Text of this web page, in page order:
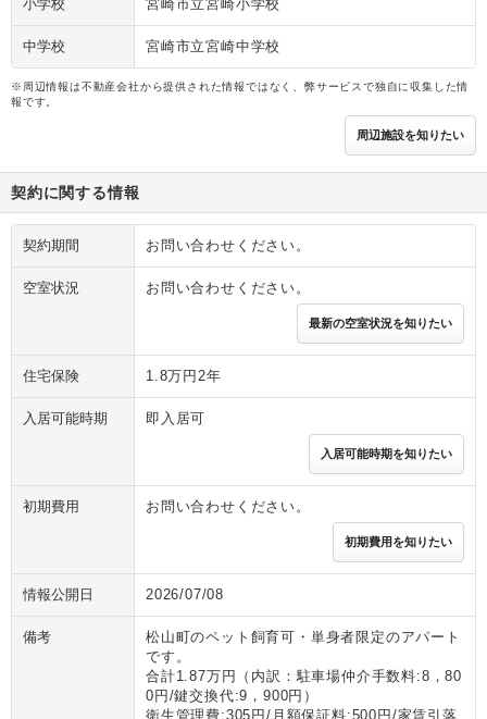
小学校 宮崎市立宮崎小学校
中学校 宮崎市立宮崎中学校
※周辺情報は不動産会社から提供された情報ではなく、弊サービスで独自に収集した情
報です。
周辺施設を知りたい
契約に関する情報
契約期間 お問い合わせください。
空室状況 お問い合わせください。
最新の空室状況を知りたい
住宅保険 1.8万円2年
入居可能時期 即入居可
入居可能時期を知りたい
初期費用 お問い合わせください。
初期費用を知りたい
情報公開日 2026/07/08
備考
松山町のペット飼育可・単身者限定のアパート
です。
合計1.87万円（内訳：駐車場仲介手数料:8，80
0円/鍵交換代:9，900円）
衛生管理費:305円/月額保証料:500円/家賃引落